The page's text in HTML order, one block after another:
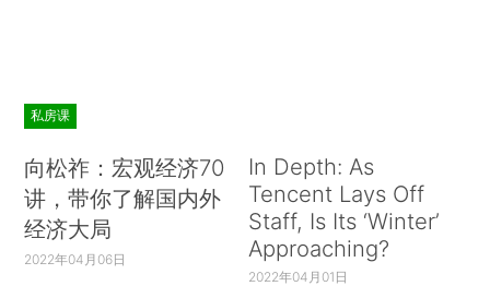
私房课
向松祚：宏观经济70
讲，带你了解国内外
经济大局
2022年04月06日
In Depth: As
Tencent Lays Off
Staff, Is Its ‘Winter’
Approaching?
2022年04月01日